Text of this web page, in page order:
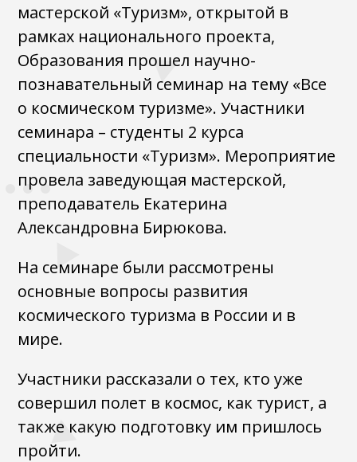
мастерской «Туризм», открытой в
рамках национального проекта,
Образования прошел научно-
познавательный семинар на тему «Все
о космическом туризме». Участники
семинара – студенты 2 курса
специальности «Туризм». Мероприятие
провела заведующая мастерской,
преподаватель Екатерина
Александровна Бирюкова.
На семинаре были рассмотрены
основные вопросы развития
космического туризма в России и в
мире.
Участники рассказали о тех, кто уже
совершил полет в космос, как турист, а
также какую подготовку им пришлось
пройти.